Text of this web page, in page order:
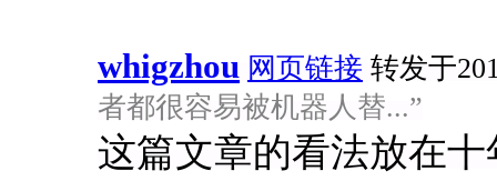
whigzhou 网页链接 转发于
者都很容易被机器人替...”
这篇文章的看法放在